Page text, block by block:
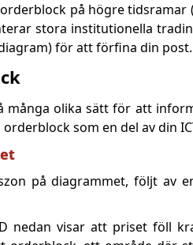
på högre
stora institutionella
för att förfina din post.
många olika sätt för att
som en del av din
på diagrammet, följt av
nedan visar att priset föll